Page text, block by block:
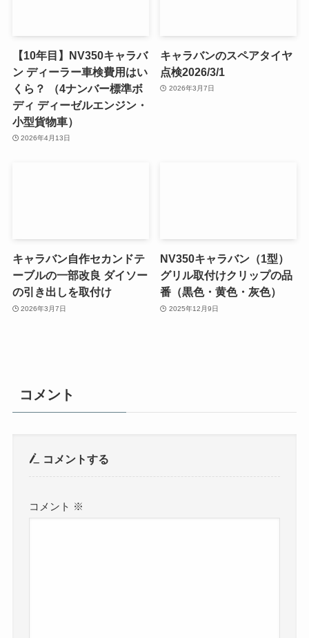
【10年目】NV350キャラバ
ン ディーラー車検費用はい
くら？ （4ナンバー標準ボ
ディ ディーゼルエンジン・
小型貨物車）
2026年4月13日
キャラバンのスペアタイヤ
点検2026/3/1
2026年3月7日
キャラバン自作セカンドテ
ーブルの一部改良 ダイソー
の引き出しを取付け
2026年3月7日
NV350キャラバン（1型）
グリル取付けクリップの品
番（黒色・黄色・灰色）
2025年12月9日
コメント
コメントする
コメント ※